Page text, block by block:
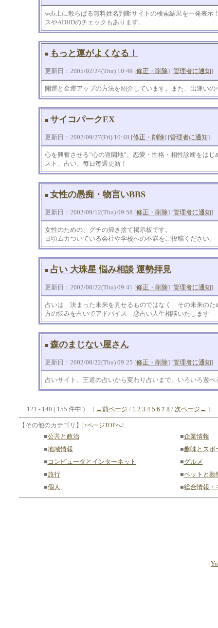
web上に散らばる無料姓名判断サイトの検索結果を一発表
スやADHDのチェックもあります。
■ もっと運がよくなる！
更新日：2005/02/24(Thu) 10:49 [修正・削除] [管理者に通知]
開運と金運アップの方法を紹介しています。また、出逢い
■ サイコパークEX
更新日：2002/09/27(Fri) 10:48 [修正・削除] [管理者に通知]
心を興奮させる”心の遊園地”。恋愛・性格・相性診断をは
スト、占い。毎日毎週更新！
■ 女性の愚痴・物言いBBS
更新日：2002/09/12(Thu) 09:58 [修正・削除] [管理者に通知]
女性のための、グチの掃き捨て掲示板です。
日頃ムカついている会社や学校への不満をご投稿ください。
■ 占い 大珠星 悩み相談 運勢拝見
更新日：2002/08/22(Thu) 09:41 [修正・削除] [管理者に通知]
占いは 決まった未来を見せるものではなく その未来の
方の悩みを占いでアドバイス 恋占い人生相談いたします
■ 森のまじない屋さん
更新日：2002/08/22(Thu) 09:25 [修正・削除] [管理者に通知]
占いサイト。王道の占いから変わり占いまで、いろいろ遊
121 - 140 ( 155 件中 ) [ ←前ページ / 1 2 3 4 5 6 7 8 / 次ページ→ ]
【その他のカテゴリ】 [↑ページTOPへ]
■公共と政治 ■企業情報
■地域情報 ■趣味とスポ
■ コンピュータとインターネット ■グルメ
■旅行 ■ペットと動
■個人 ■総合情報・
-